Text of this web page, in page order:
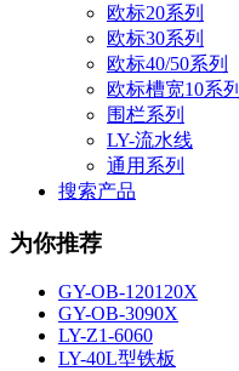
欧标20系列
欧标30系列
欧标40/50系列
欧标槽宽10系列
围栏系列
LY-流水线
通用系列
搜索产品
为你推荐
GY-OB-120120X
GY-OB-3090X
LY-Z1-6060
LY-40L型铁板